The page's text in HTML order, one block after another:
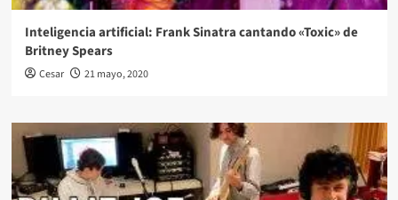
Inteligencia artificial: Frank Sinatra cantando «Toxic» de
Britney Spears
Cesar 21 mayo, 2020